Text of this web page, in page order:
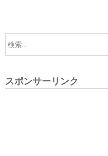
スポンサーリンク